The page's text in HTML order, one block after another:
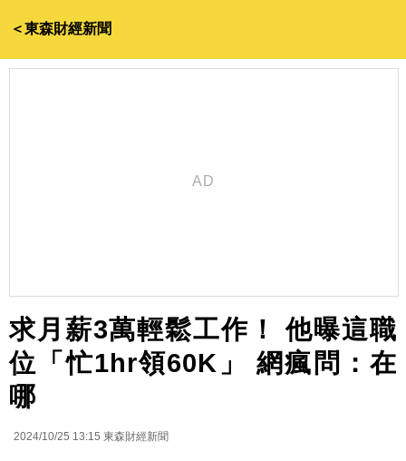
＜東森財經新聞
求月薪3萬輕鬆工作！ 他曝這職
位「忙1hr領60K」 網瘋問：在
哪
2024/10/25 13:15 東森財經新聞